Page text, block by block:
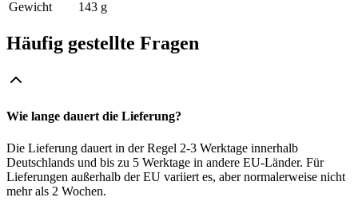
Gewicht 143 g
Häufig gestellte Fragen
Wie lange dauert die Lieferung?
Die Lieferung dauert in der Regel 2-3 Werktage innerhalb
Deutschlands und bis zu 5 Werktage in andere EU-Länder. Für
Lieferungen außerhalb der EU variiert es, aber normalerweise nicht
mehr als 2 Wochen.